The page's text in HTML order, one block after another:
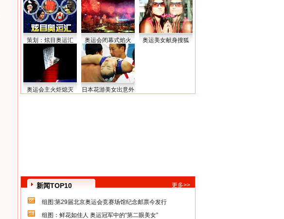
策划：炫目奥运汇 奥运会闭幕式焰火 奥运美女献身搜狐
奥运会主火炬熄灭 日本花游美女出意外
新闻TOP10 更多>>
组图:第29届北京奥运会竞赛场馆纪念邮票今发行
组图：鲜花如佳人 奥运冠军中的“第二眼美女”